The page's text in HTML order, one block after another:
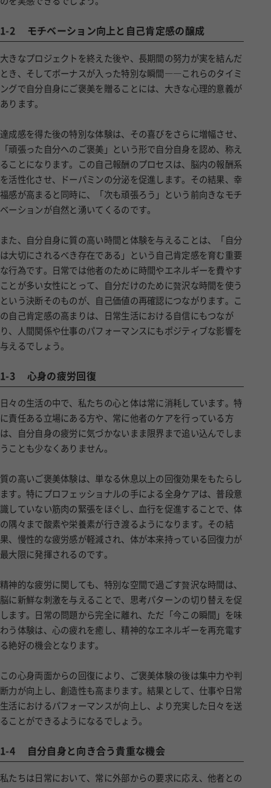
1-2 モチベーション向上と自己肯定感の醸成
大きなプロジェクトを終えた後や、長期間の努力が実を結んだ
とき、そしてボーナスが入った特別な瞬間――これらのタイミ
ングで自分自身にご褒美を贈ることには、大きな心理的意義が
あります。
達成感を得た後の特別な体験は、その喜びをさらに増幅させ、
「頑張った自分へのご褒美」という形で自分自身を認め、称え
ることになります。この自己報酬のプロセスは、脳内の報酬系
を活性化させ、ドーパミンの分泌を促進します。その結果、幸
福感が高まると同時に、「次も頑張ろう」という前向きなモチ
ベーションが自然と湧いてくるのです。
また、自分自身に質の高い時間と体験を与えることは、「自分
は大切にされるべき存在である」という自己肯定感を育む重要
な行為です。日常では他者のために時間やエネルギーを費やす
ことが多い女性にとって、自分だけのために贅沢な時間を使う
という決断そのものが、自己価値の再確認につながります。こ
の自己肯定感の高まりは、日常生活における自信にもつなが
り、人間関係や仕事のパフォーマンスにもポジティブな影響を
与えるでしょう。
1-3 心身の疲労回復
日々の生活の中で、私たちの心と体は常に消耗しています。特
に責任ある立場にある方や、常に他者のケアを行っている方
は、自分自身の疲労に気づかないまま限界まで追い込んでしま
うことも少なくありません。
質の高いご褒美体験は、単なる休息以上の回復効果をもたらし
ます。特にプロフェッショナルの手による全身ケアは、普段意
識していない筋肉の緊張をほぐし、血行を促進することで、体
の隅々まで酸素や栄養素が行き渡るようになります。その結
果、慢性的な疲労感が軽減され、体が本来持っている回復力が
最大限に発揮されるのです。
精神的な疲労に関しても、特別な空間で過ごす贅沢な時間は、
脳に新鮮な刺激を与えることで、思考パターンの切り替えを促
します。日常の問題から完全に離れ、ただ「今この瞬間」を味
わう体験は、心の疲れを癒し、精神的なエネルギーを再充電す
る絶好の機会となります。
この心身両面からの回復により、ご褒美体験の後は集中力や判
断力が向上し、創造性も高まります。結果として、仕事や日常
生活におけるパフォーマンスが向上し、より充実した日々を送
ることができるようになるでしょう。
1-4 自分自身と向き合う貴重な機会
私たちは日常において、常に外部からの要求に応え、他者との